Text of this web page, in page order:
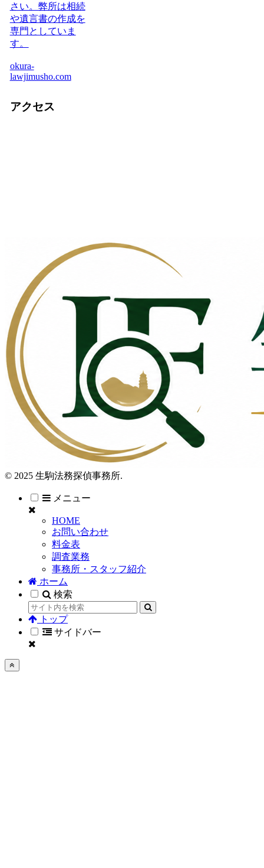
さい。弊所は相続
や遺言書の作成を
専門としていま
す。
okura-
lawjimusho.com
アクセス
© 2025 生駒法務探偵事務所.
メニュー
HOME
お問い合わせ
料金表
調査業務
事務所・スタッフ紹介
ホーム
検索
トップ
サイドバー